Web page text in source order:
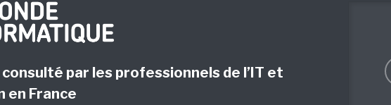
par les professionnels de l’IT et
en France